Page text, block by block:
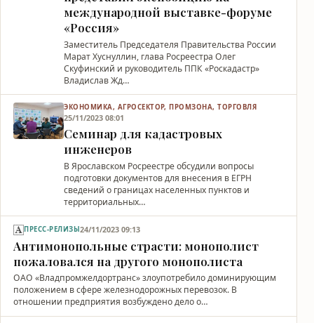
международной выставке-форуме
«Россия»
Заместитель Председателя Правительства России
Марат Хуснуллин, глава Росреестра Олег
Скуфинский и руководитель ППК «Роскадастр»
Владислав Жд…
ЭКОНОМИКА, АГРОСЕКТОР, ПРОМЗОНА, ТОРГОВЛЯ
25/11/2023 08:01
Семинар для кадастровых
инженеров
В Ярославском Росреестре обсудили вопросы
подготовки документов для внесения в ЕГРН
сведений о границах населенных пунктов и
территориальных…
ПРЕСС-РЕЛИЗЫ24/11/2023 09:13
Антимонопольные страсти: монополист
пожаловался на другого монополиста
ОАО «Владпромжелдортранс» злоупотребило доминирующим
положением в сфере железнодорожных перевозок. В
отношении предприятия возбуждено дело о…